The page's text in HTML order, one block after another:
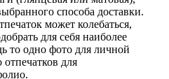
способа доставки.
может колебаться,
для себя наиболее
то одно фото для личной
для